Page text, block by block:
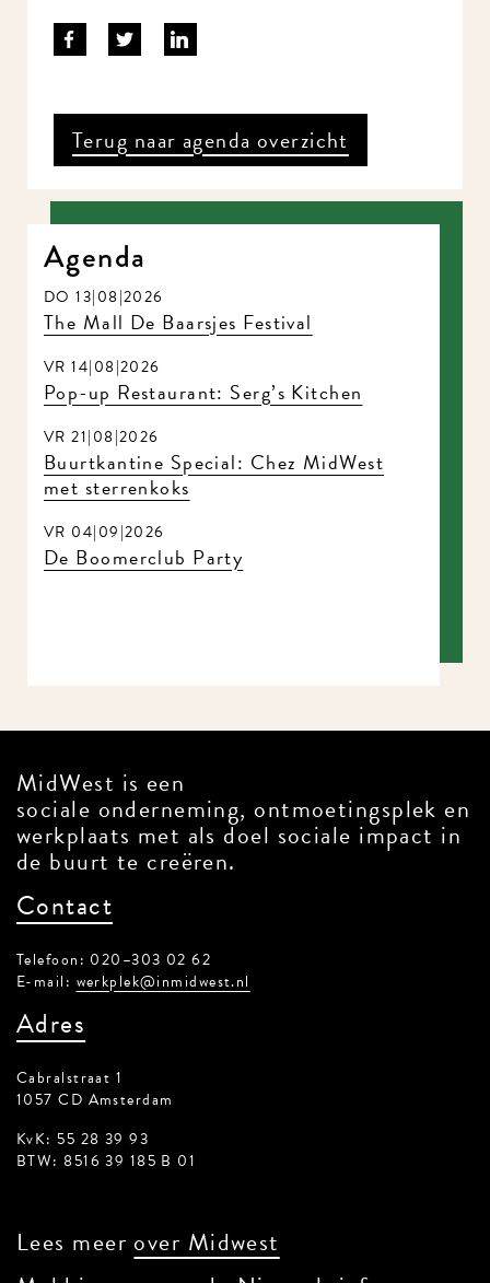
Terug naar agenda overzicht
Agenda
DO 13|08|2026
The Mall De Baarsjes Festival
VR 14|08|2026
Pop-up Restaurant: Serg’s Kitchen
VR 21|08|2026
Buurtkantine Special: Chez MidWest
met sterrenkoks
VR 04|09|2026
De Boomerclub Party
MidWest is een
sociale onderneming, ontmoetingsplek
en werkplaats met als doel sociale
impact in de buurt te creëren.
Contact
Telefoon: 020–303 02 62
E-mail: werkplek@inmidwest.nl
Adres
Cabralstraat 1
1057 CD Amsterdam
KvK: 55 28 39 93
BTW: 8516 39 185 B 01
Lees meer over Midwest